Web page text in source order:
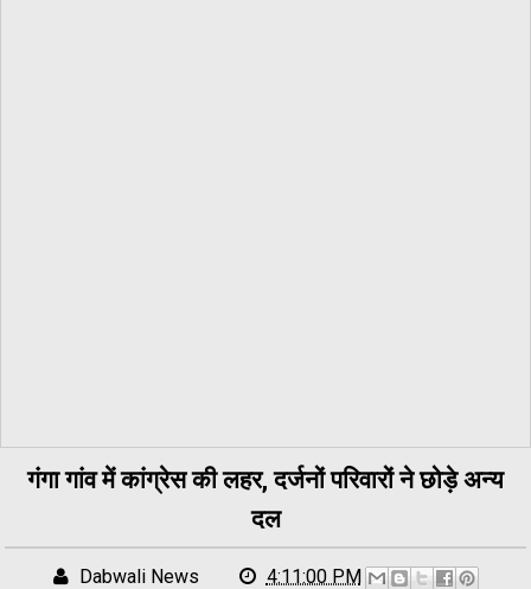
गंगा गांव में कांग्रेस की लहर, दर्जनों परिवारों ने छोड़े अन्य
दल
Dabwali News 4:11:00 PM